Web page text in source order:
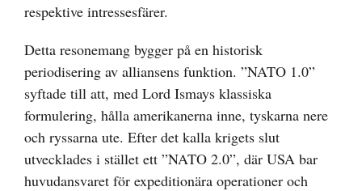
respektive intressesfärer.
Detta resonemang bygger på en historisk
periodisering av alliansens funktion. ”NATO 1.0”
syftade till att, med Lord Ismays klassiska
formulering, hålla amerikanerna inne, tyskarna nere
och ryssarna ute. Efter det kalla krigets slut
utvecklades i stället ett ”NATO 2.0”, där USA bar
huvudansvaret för expeditionära operationer och